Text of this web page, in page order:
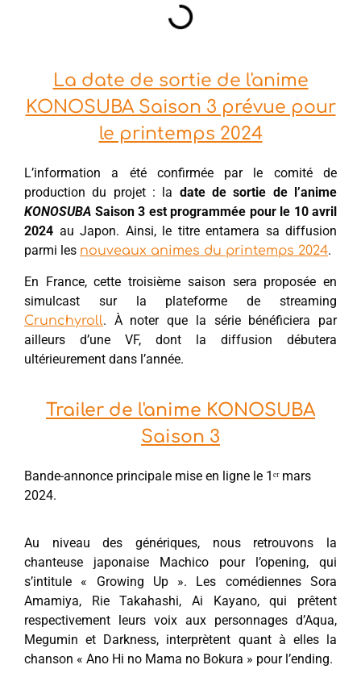
La date de sortie de l'anime
KONOSUBA Saison 3 prévue pour
le printemps 2024
L’information a été confirmée par le comité de
production du projet : la date de sortie de l’anime
KONOSUBA Saison 3 est programmée pour le 10 avril
2024 au Japon. Ainsi, le titre entamera sa diffusion
parmi les nouveaux animes du printemps 2024.
En France, cette troisième saison sera proposée en
simulcast sur la plateforme de streaming
Crunchyroll. À noter que la série bénéficiera par
ailleurs d’une VF, dont la diffusion débutera
ultérieurement dans l’année.
Trailer de l'anime KONOSUBA
Saison 3
Bande-annonce principale mise en ligne le 1ᵉʳ mars
2024.
Au niveau des génériques, nous retrouvons la
chanteuse japonaise Machico pour l’opening, qui
s’intitule « Growing Up ». Les comédiennes Sora
Amamiya, Rie Takahashi, Ai Kayano, qui prêtent
respectivement leurs voix aux personnages d’Aqua,
Megumin et Darkness, interprètent quant à elles la
chanson « Ano Hi no Mama no Bokura » pour l’ending.